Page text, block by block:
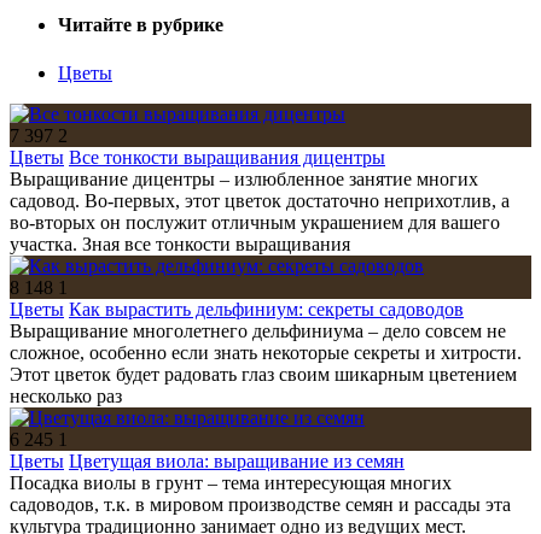
Читайте в рубрике
Цветы
7 397 2
Цветы Все тонкости выращивания дицентры
Выращивание дицентры – излюбленное занятие многих
садовод. Во-первых, этот цветок достаточно неприхотлив, а
во-вторых он послужит отличным украшением для вашего
участка. Зная все тонкости выращивания
8 148 1
Цветы Как вырастить дельфиниум: секреты садоводов
Выращивание многолетнего дельфиниума – дело совсем не
сложное, особенно если знать некоторые секреты и хитрости.
Этот цветок будет радовать глаз своим шикарным цветением
несколько раз
6 245 1
Цветы Цветущая виола: выращивание из семян
Посадка виолы в грунт – тема интересующая многих
садоводов, т.к. в мировом производстве семян и рассады эта
культура традиционно занимает одно из ведущих мест.